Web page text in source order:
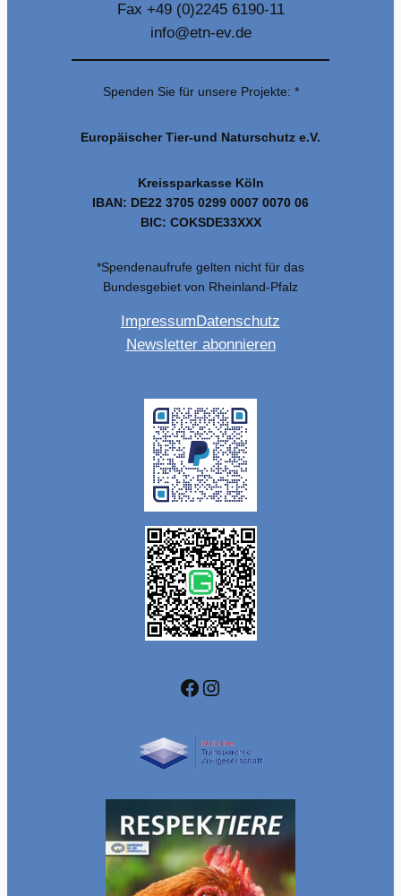
Fax +49 (0)2245 6190-11
info@etn-ev.de
Spenden Sie für unsere Projekte: *
Europäischer Tier-und Naturschutz e.V.
Kreissparkasse Köln
IBAN: DE22 3705 0299 0007 0070 06
BIC: COKSDE33XXX
*Spendenaufrufe gelten nicht für das
Bundesgebiet von Rheinland-Pfalz
ImpressumDatenschutz
Newsletter abonnieren
Facebook Instagram